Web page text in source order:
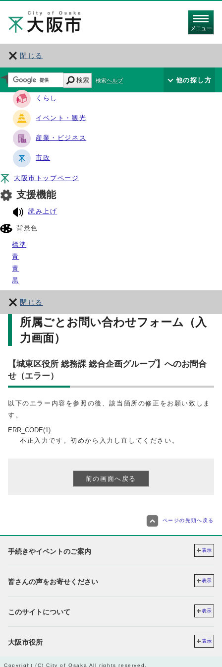
メニュー
閉じる
サイト・ナビ
くらし
イベント・観光
産業・ビジネス
市政
大阪市トップページ
支援機能
読み上げ
背景色
標準
青
黄
黒
閉じる
検索 検索ヘルプ 他の探し方
所属ごとお問い合わせフォーム（入
力画面）
【城東区役所 総務課 総合企画グループ】へのお問合
せ（エラー）
以下のエラー内容を参照の後、該当箇所の修正をお願い致しま
す。
ERR_CODE(1)
不正入力です。初めから入力し直してください。
ページの先頭へ戻る
手続きやイベントのご案内 表示
皆さんの声をお寄せください 表示
このサイトについて 表示
大阪市役所 表示
Copyright (C) City of Osaka All rights reserved.